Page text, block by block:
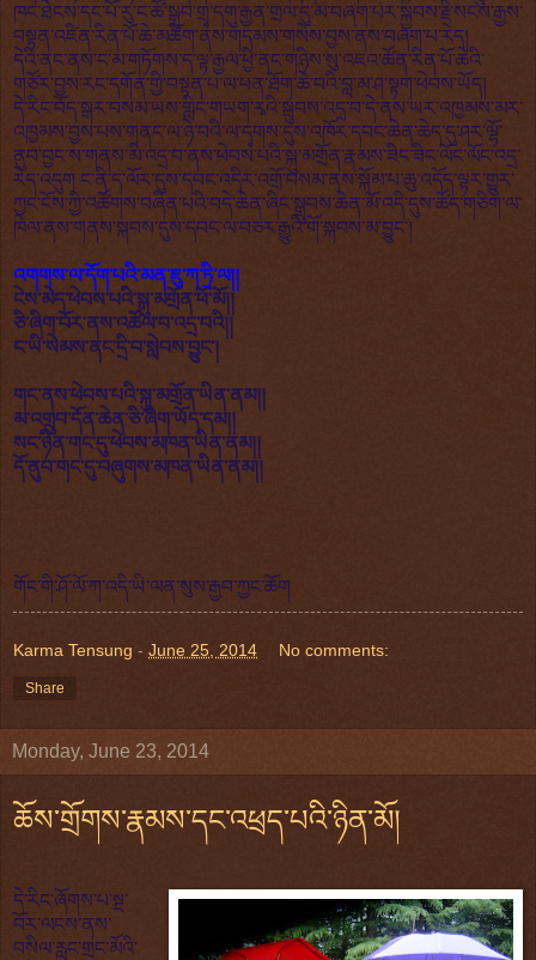
ཁང་ཐེངས་དང་པོ་རུ་ང་ཚོ་སྒྲུབ་གྲྭ་དགུ་རྒྱན་གྲལ་དུ་མ་བཞག་པར་སྐྱབས་རྗེ་སངས་རྒྱས་
བསྟན་འཛིན་རིན་པོ་ཆེ་མཆོག་ནས་གདམས་གསེས་བྱས་ནས་བཞག་པ་རེད།
དེའི་ནང་ནས་ང་མ་གཏོགས་ད་ལྟ་རྒྱལ་ཕྱི་ནང་གཉིས་སུ་འཇའ་ཚོན་རིན་པོ་ཆེའི་
གཙོར་བྱས་རང་དགོན་གྱི་བསྟན་པ་ལ་ཕན་ཐོག་ཆེ་བའི་བླ་མ་ཤ་སྟག་ཕེབས་ཡོད།
དེ་རིང་བོད་སྒར་བསམ་ཡས་གླིང་གཡག་རྭའི་སྦུབས་འདྲ་བ་དེ་ནས་ཡར་འཁྱམས་མར་
འཁྱམས་བྱས་པས་གནང་ལ་ཉེ་བའི་ལ་དྭགས་དུས་འཁོར་དབང་ཆེན་ཆེད་དུ་ཤར་ལྷོ་
ནུབ་བྱང་ས་གནས་མི་འདྲ་བ་ནས་ཕེབས་པའི་སྐུ་མགྲོན་རྣམས་ཟིང་ཟིང་ལོང་ལོང་འདྲ་
རེད་འདུག ང་ནི་ད་ལོར་དུས་དབང་འདིར་འགྲོ་བསམ་ནས་སྐོམ་པ་ཆུ་འདོད་ལྟར་གྱུར་
ཀྱང་ངོས་ཀྱི་འཚོགས་བཞིན་པའི་བདེ་ཆེན་ཞིང་སྒྲུབས་ཆེན་མོ་འདི་དུས་ཚོད་གཅིག་ལ་
ཁེལ་ནས་གནས་སྐབས་དུས་དབང་ལ་བཅར་རྒྱུའི་གོ་སྐབས་མ་བྱུང་།
འགགས་ལ་དོག་པའི་མན་ཇུ་ཀ་ཏྲི་ལ།།
ངེས་མེད་ཕེབས་པའི་སྐུ་མགྲོན་ཕོ་མོ།།
ཅི་ཞིག་བོར་ནས་འཚོལ་བ་འདྲ་བའི།།
ང་ཡི་སེམས་ནང་དྲི་བ་སླེབས་བྱུང་།
གང་ནས་ཕེབས་པའི་སྐུ་མགྲོན་ཡིན་ནམ།།
མ་འགྲུབ་དོན་ཆེན་ཅི་ཞིག་ཡོད་དམ།།
སང་ཉིན་གང་དུ་ཕེབས་མཁན་ཡིན་ནམ།།
དོ་ནུབ་གང་དུ་བཞུགས་མཁན་ཡིན་ནམ།།
གོང་གི་ཤོ་ལོ་ཀ་འདི་ཡི་ལན་སུས་རྒྱབ་ཀྱང་ཆོག
Karma Tensung - June 25, 2014 No comments:
Share
Monday, June 23, 2014
ཆོས་གྲོགས་རྣམས་དང་འཕྲད་པའི་ཉིན་མོ།
དེ་རིང་ཞོགས་པ་སྔ་
བོར་ལངས་ནས་
བསིལ་རླུང་གྲང་མོའི་